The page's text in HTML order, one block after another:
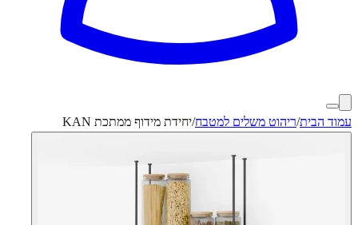
עמוד הבית/ריהוט משלים למטבח/יחידת מידוף ממתכת KAN